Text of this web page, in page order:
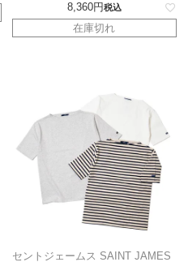
8,360 税込
在庫切れ
セントジェームス SAINT JAMES